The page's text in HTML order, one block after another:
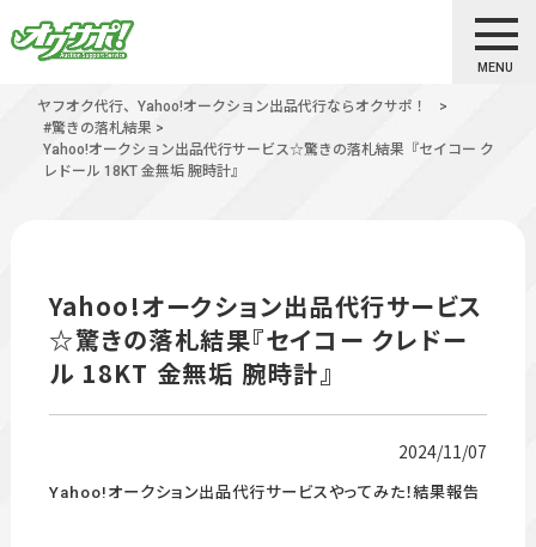
MENU
ヤフオク代行、Yahoo!オークション出品代行ならオクサポ！
>
#驚きの落札結果 >
Yahoo!オークション出品代行サービス☆驚きの落札結果『セイコー ク
レドール 18KT 金無垢 腕時計』
Yahoo!オークション出品代行サービス
☆驚きの落札結果『セイコー クレドー
ル 18KT 金無垢 腕時計』
2024/11/07
Yahoo!オークション出品代行サービスやってみた！結果報告